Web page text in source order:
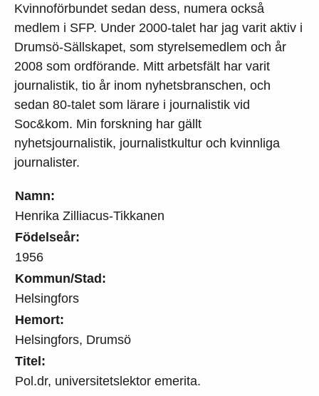
Namn:
Henrika Zilliacus-Tikkanen
Födelseår:
1956
Kommun/Stad:
Helsingfors
Hemort:
Helsingfors, Drumsö
Titel:
Pol.dr, universitetslektor emerita.
Kvinnoförbundet sedan dess, numera också
medlem i SFP. Under 2000-talet har jag varit aktiv i
Drumsö-Sällskapet, som styrelsemedlem och år
2008 som ordförande. Mitt arbetsfält har varit
journalistik, tio år inom nyhetsbranschen, och
sedan 80-talet som lärare i journalistik vid
Soc&kom. Min forskning har gällt
nyhetsjournalistik, journalistkultur och kvinnliga
journalister.